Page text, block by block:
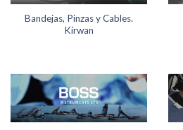
Bandejas, Pinzas y Cables.
Kirwan